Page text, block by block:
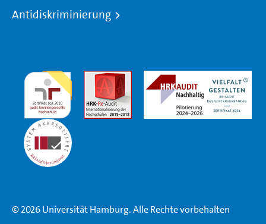
Antidiskriminierung
© 2026 Universität Hamburg. Alle Rechte vorbehalten